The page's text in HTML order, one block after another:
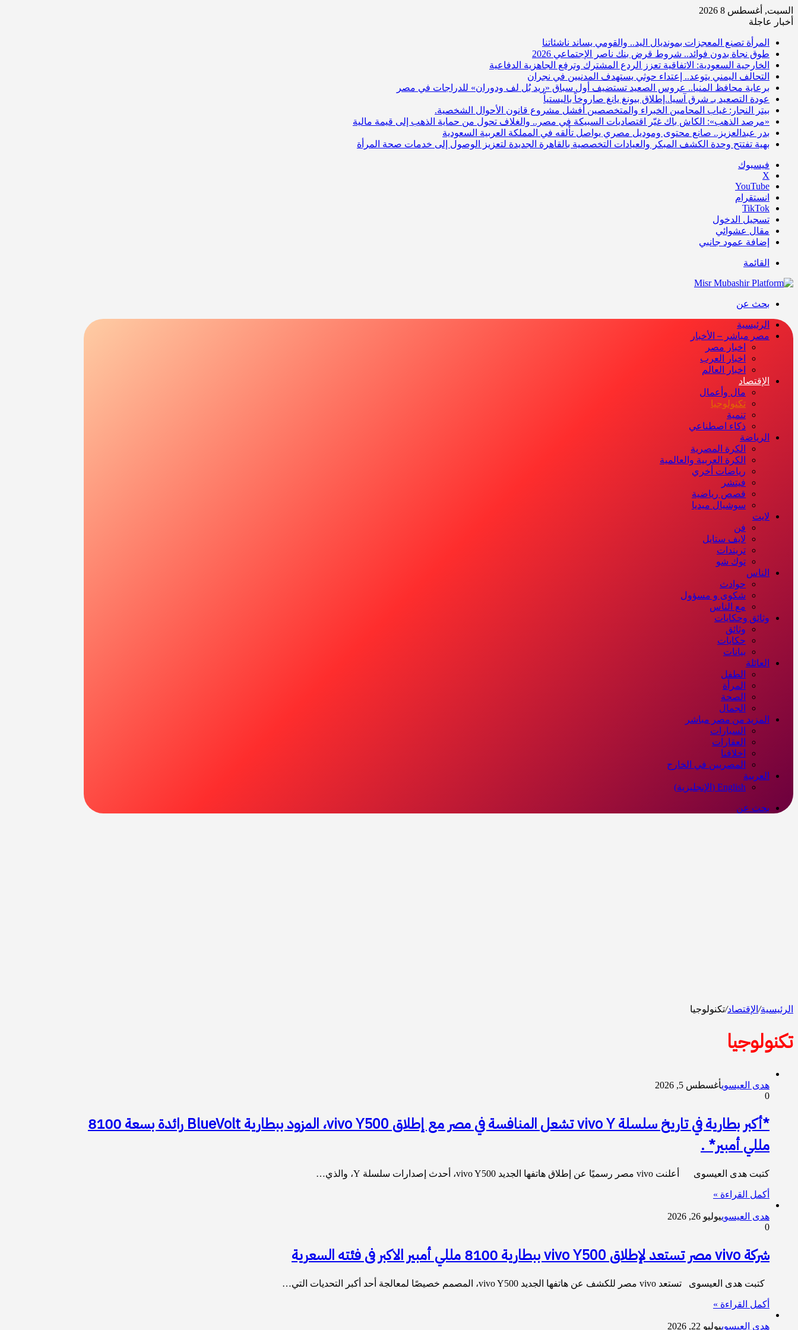
السبت, أغسطس 8 2026
أخبار عاجلة
المرأة تصنع المعجزات بمونديال اليد.. والقومي يساند ناشئاتنا
طوق نجاة بدون فوائد.. شروط قرض بنك ناصر الإجتماعي 2026
الخارجية السعودية: الاتفاقية تعزز الردع المشترك وترفع الجاهزية الدفاعية
التحالف اليمني يتوعد.. إعتداء حوثي يستهدف المدنيين في نجران
برعاية محافظ المنيا.. عروس الصعيد تستضيف أول سباق «ريد بُل لف ودوران» للدراجات في مصر
عودة التصعيد بـ شرق آسيا..إطلاق بيونغ يانغ صاروخاً باليستياً
بيتر النجار: غياب المحامين الخبراء والمتخصصين أفشل مشروع قانون الأحوال الشخصية.
«مرصد الذهب»: الكاش باك غيّر اقتصاديات السبيكة في مصر.. والغلاف تحول من حماية الذهب إلى قيمة مالية
بدر عبدالعزيز.. صانع محتوى وموديل مصري يواصل تألقه في المملكة العربية السعودية
بهية تفتتح وحدة الكشف المبكر والعيادات التخصصية بالقاهرة الجديدة لتعزيز الوصول إلى خدمات صحة المرأة
فيسبوك
‫X
‫YouTube
انستقرام
‫TikTok
تسجيل الدخول
مقال عشوائي
إضافة عمود جانبي
القائمة
بحث عن
الرئيسية
مصر مباشر – الأخبار
اخبار مصر
اخبار العرب
اخبار العالم
الإقتصاد
مال وأعمال
تكنولوجيا
تنمية
ذكاء اصطناعي
الرياضة
الكرة المصرية
الكرة العربية والعالمية
رياضات أخري
فيتشر
قصص رياضية
سوشيال ميديا
لايت
فن
لايف ستايل
تريندات
توك شو
الناس
حوادث
شكوى و مسؤول
مع الناس
وثائق وحكايات
وثائق
حكايات
بيانات
العائلة
الطفل
المرأة
الصحة
الجمال
المزيد من مصر مباشر
السيارات
العقارات
اخلاقنا
المصريين في الخارج
العربية
English
( الإنجليزية)
بحث عن
الرئيسية/ الإقتصاد/تكنولوجيا
تكنولوجيا
هدى العيسويأغسطس 5, 2026
0
*أكبر بطارية في تاريخ سلسلة vivo Y تشعل المنافسة في مصر مع إطلاق vivo Y500، المزود ببطارية BlueVolt رائدة بسعة 8100
مللي أمبير* .
كتبت هدى العيسوى أعلنت vivo مصر رسميًا عن إطلاق هاتفها الجديد vivo Y500، أحدث إصدارات سلسلة Y، والذي…
أكمل القراءة »
هدى العيسوييوليو 26, 2026
0
شركة vivo مصر تستعد لإطلاق vivo Y500 ببطارية 8100 مللي أمبير الاكبر فى فئته السعرية
كتبت هدى العيسوى تستعد vivo مصر للكشف عن هاتفها الجديد vivo Y500، المصمم خصيصًا لمعالجة أحد أكبر التحديات التي…
أكمل القراءة »
هدى العيسوييوليو 22, 2026